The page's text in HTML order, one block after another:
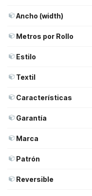
Ancho (width)
Metros por Rollo
Estilo
Textil
Características
Garantía
Marca
Patrón
Reversible